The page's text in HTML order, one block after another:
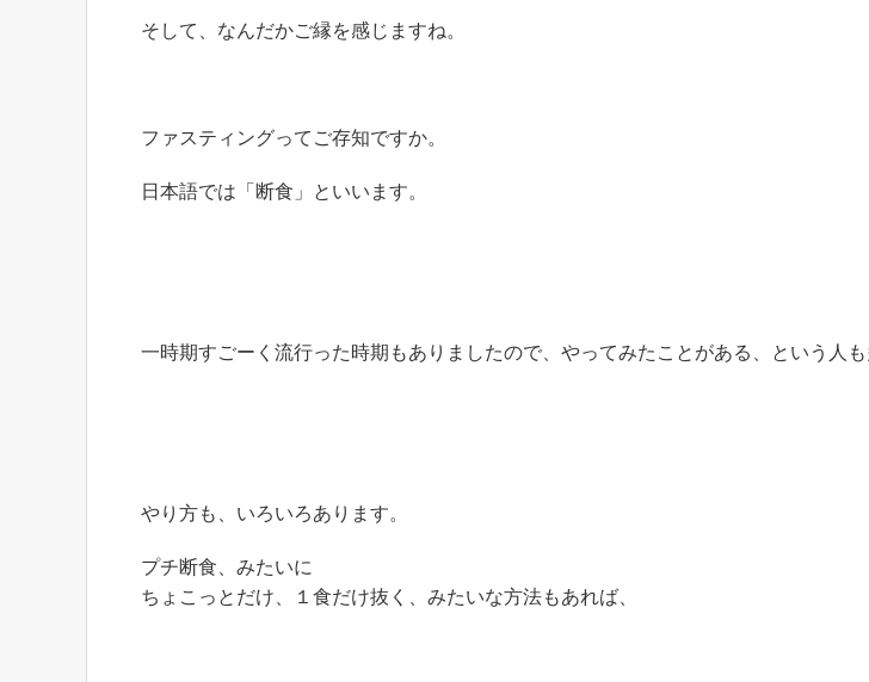
そして、なんだかご縁を感じますね。
ファスティングってご存知ですか。
日本語では「断食」といいます。
一時期すごーく流行った時期もありましたので、やってみたことがある、という人も
やり方も、いろいろあります。
プチ断食、みたいに
ちょこっとだけ、１食だけ抜く、みたいな方法もあれば、